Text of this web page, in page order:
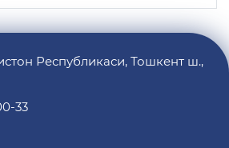
Республикаси, Тошкент ш.,
33